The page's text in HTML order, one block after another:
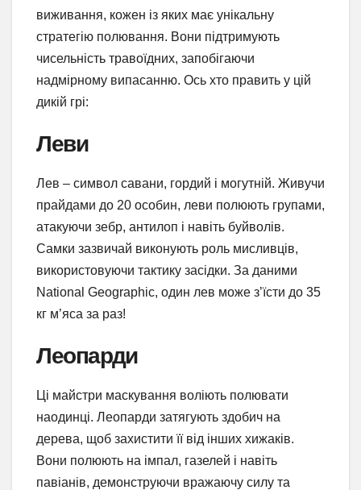
виживання, кожен із яких має унікальну
стратегію полювання. Вони підтримують
чисельність травоїдних, запобігаючи
надмірному випасанню. Ось хто править у цій
дикій грі:
Леви
Лев – символ савани, гордий і могутній. Живучи
прайдами до 20 особин, леви полюють групами,
атакуючи зебр, антилоп і навіть буйволів.
Самки зазвичай виконують роль мисливців,
використовуючи тактику засідки. За даними
National Geographic, один лев може з’їсти до 35
кг м’яса за раз!
Леопарди
Ці майстри маскування воліють полювати
наодинці. Леопарди затягують здобич на
дерева, щоб захистити її від інших хижаків.
Вони полюють на імпал, газелей і навіть
павіанів, демонструючи вражаючу силу та